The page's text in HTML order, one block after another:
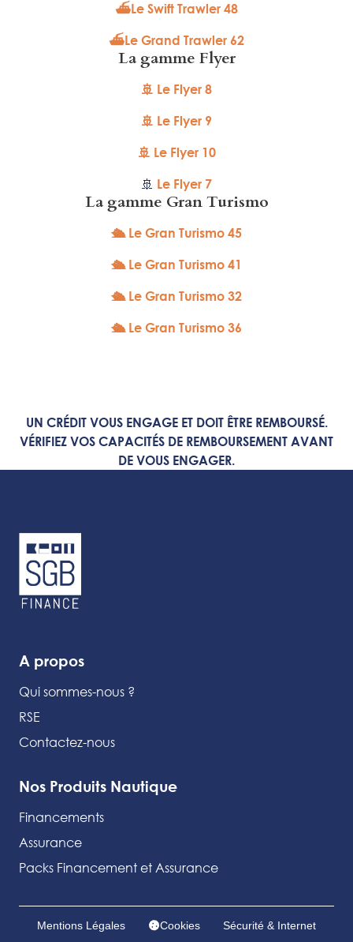
⛴Le Swift Trawler 48
⛴Le Grand Trawler 62
La gamme Flyer
🚢 Le Flyer 8
🚢 Le Flyer 9
🚢 Le Flyer 10
🚢 Le Flyer 7
La gamme Gran Turismo
🛳 Le Gran Turismo 45
🛳 Le Gran Turismo 41
🛳 Le Gran Turismo 32
🛳 Le Gran Turismo 36
UN CRÉDIT VOUS ENGAGE ET DOIT ÊTRE REMBOURSÉ.
VÉRIFIEZ VOS CAPACITÉS DE REMBOURSEMENT AVANT
DE VOUS ENGAGER.
A propos
Qui sommes-nous ?
RSE
Contactez-nous
Nos Produits Nautique
Financements
Assurance
Packs Financement et Assurance
Mentions Légales Cookies Sécurité & Internet